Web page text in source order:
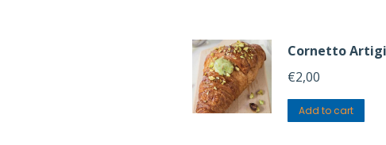
Cornetto
€2,00
Add to cart